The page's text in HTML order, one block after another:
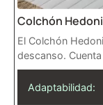
Colchón
El Colchón
descanso.
Adaptabilidad: